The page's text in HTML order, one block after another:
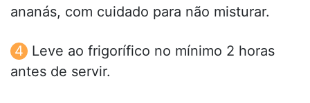
ananás, com cuidado para não misturar.
Leve ao frigorífico no mínimo 2 horas
antes de servir.